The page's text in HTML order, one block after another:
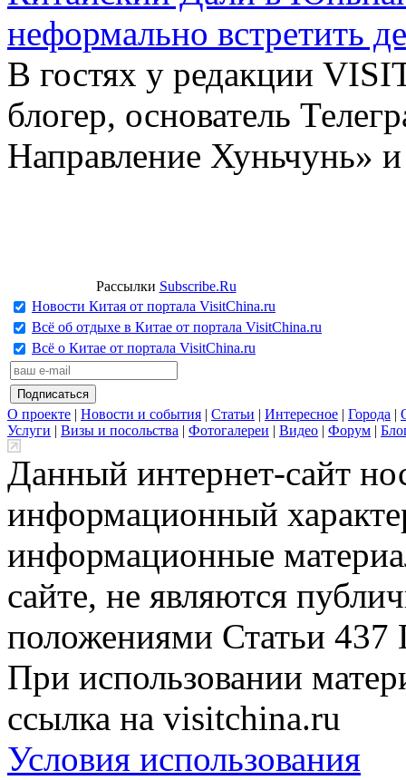
неформально встретить
В гостях у редакции
блогер, основатель
Направление Хуньчунь»
Рассылки Subscribe.Ru
Новости Китая от портала VisitChina.ru
Всё об отдыхе в Китае от портала VisitChina.ru
Всё о Китае от портала VisitChina.ru
О проекте | Новости и события | Статьи | Интересное | Города |
Услуги | Визы и посольства | Фотогалереи | Видео | Форум |
Данный интернет-сайт
информационный
информационные
сайте, не являются
положениями Статьи 437
При использовании
ссылка на visitchina.ru
Условия использования